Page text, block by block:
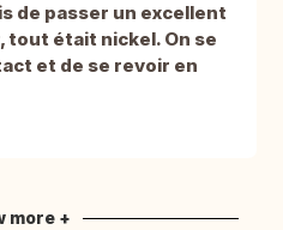
de passer un excellent
était nickel. On se
et de se revoir en
more +